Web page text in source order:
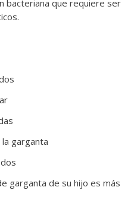
bacteriana que requiere ser
la garganta
garganta de su hijo es más